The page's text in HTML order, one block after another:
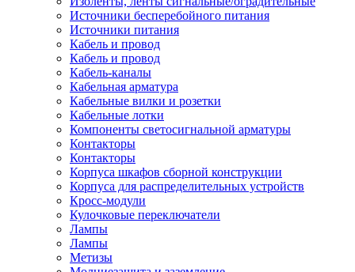
Источники бесперебойного питания
Источники питания
Кабель и провод
Кабель и провод
Кабель-каналы
Кабельная арматура
Кабельные вилки и розетки
Кабельные лотки
Компоненты светосигнальной арматуры
Контакторы
Контакторы
Корпуса шкафов сборной конструкции
Корпуса для распределительных устройств
Кросс-модули
Кулочковые переключатели
Лампы
Лампы
Метизы